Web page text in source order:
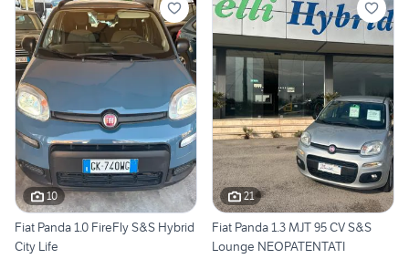
10
Fiat Panda 1.0 FireFly S&S Hybrid
City Life
21
Fiat Panda 1.3 MJT 95 CV S&S
Lounge NEOPATENTATI